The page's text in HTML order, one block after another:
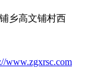
乡高文铺村西
www.zgxrsc.com